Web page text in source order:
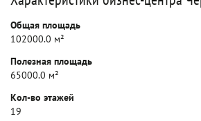
Общая площадь
102000.0 м²
Полезная площадь
65000.0 м²
Кол-во этажей
19